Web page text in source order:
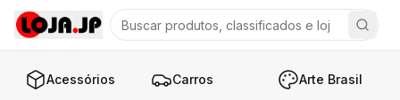
Acessórios Carros Arte Brasil